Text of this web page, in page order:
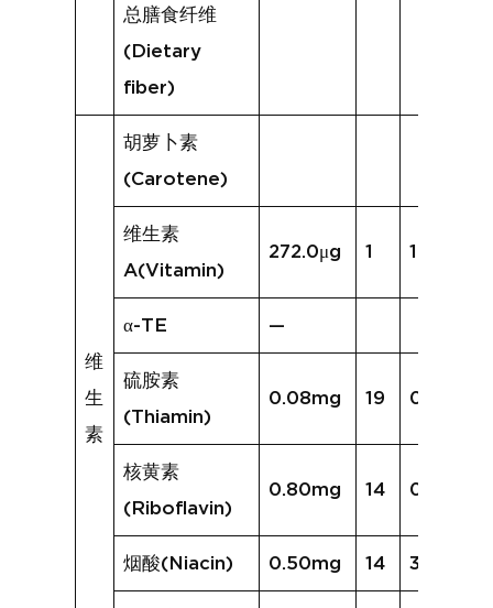
总膳食纤维
(Dietary
fiber)
维
生
素
胡萝卜素
(Carotene)
维生素
A(Vitamin)
272.0μg 1 19.8μg
α-TE —
硫胺素
(Thiamin)
0.08mg 19 0.47mg
核黄素
(Riboflavin)
0.80mg 14 0.95mg
烟酸(Niacin) 0.50mg 14 3.15mg